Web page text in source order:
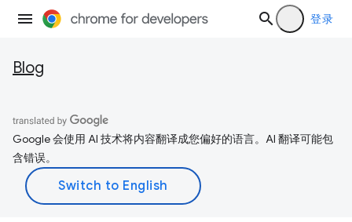
登录
Blog
Google 会使用 AI 技术将内容翻译成您偏好的语言。AI 翻译可能包
含错误。